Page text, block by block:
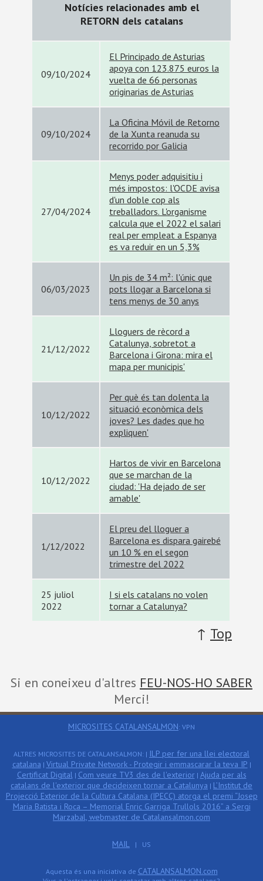
Notícies relacionades amb el
RETORN dels catalans
09/10/2024
El Principado de Asturias
apoya con 123.875 euros la
vuelta de 66 personas
originarias de Asturias
09/10/2024
La Oficina Móvil de Retorno
de la Xunta reanuda su
recorrido por Galicia
27/04/2024
Menys poder adquisitiu i
més impostos: l'OCDE avisa
d'un doble cop als
treballadors. L'organisme
calcula que el 2022 el salari
real per empleat a Espanya
es va reduir en un 5,3%
06/03/2023
Un pis de 34 m²: l'únic que
pots llogar a Barcelona si
tens menys de 30 anys
21/12/2022
Lloguers de rècord a
Catalunya, sobretot a
Barcelona i Girona: mira el
mapa per municipis'
10/12/2022
Per què és tan dolenta la
situació econòmica dels
joves? Les dades que ho
expliquen'
10/12/2022
Hartos de vivir en Barcelona
que se marchan de la
ciudad: 'Ha dejado de ser
amable'
1/12/2022
El preu del lloguer a
Barcelona es dispara gairebé
un 10 % en el segon
trimestre del 2022
25 juliol
2022
I si els catalans no volen
tornar a Catalunya?
↑ Top
Si en coneixeu d'altres FEU-NOS-HO SABER
Merci!
MICROSITES CATALANSALMON: VPN
ALTRES MICROSITES DE CATALANSALMON: | ILP per fer una llei electoral
catalana | Virtual Private Network - Protegir i emmascarar la teva IP |
Certificat Digital| Com veure TV3 des de l'exterior | Ajuda per als
catalans de l'exterior que decideixen tornar a Catalunya | L’Institut de
Projecció Exterior de la Cultura Catalana (IPECC) atorga el premi “Josep
Maria Batista i Roca – Memorial Enric Garriga Trullols 2016” a Sergi
Marzabal, webmaster de Catalansalmon.com
MAIL | US
Aquesta és una iniciativa de CATALANSALMON.com